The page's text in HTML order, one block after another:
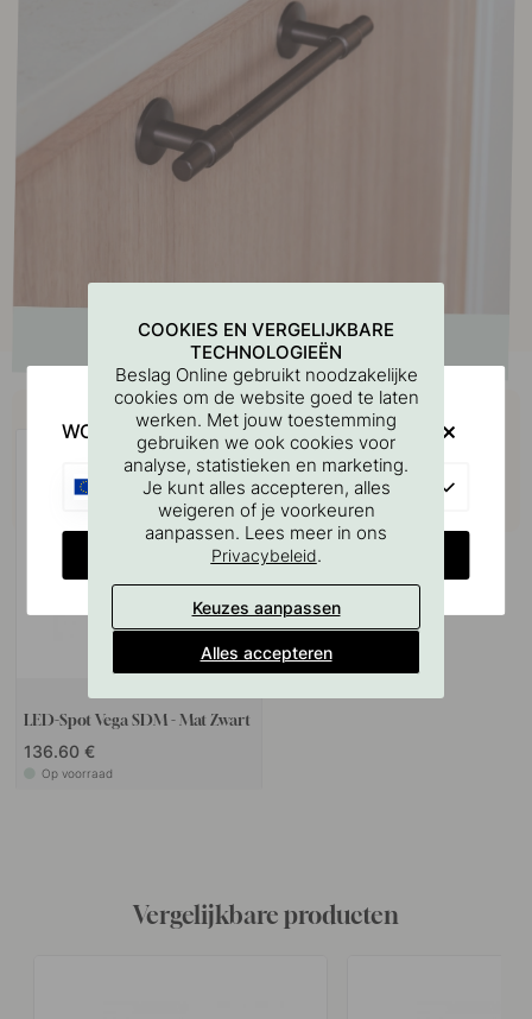
Koop samen met
LED-Spot Vega SDM - Mat Zwart
136.60 €
Op voorraad
Vergelijkbare producten
COOKIES EN VERGELIJKBARE
TECHNOLOGIEËN
Beslag Online gebruikt noodzakelijke
cookies om de website goed te laten
werken. Met jouw toestemming
gebruiken we ook cookies voor
analyse, statistieken en marketing.
Je kunt alles accepteren, alles
weigeren of je voorkeuren
aanpassen. Lees meer in ons
Privacybeleid.
Keuzes aanpassen
Alles accepteren
WOULD YOU RATHER VISIT?
CHANGE COUNTRY